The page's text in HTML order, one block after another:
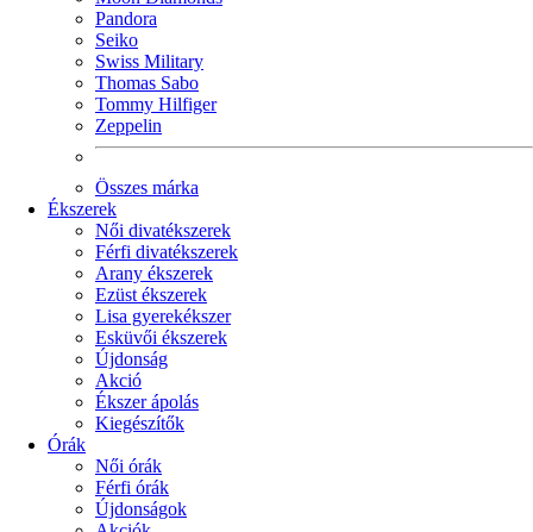
Pandora
Seiko
Swiss Military
Thomas Sabo
Tommy Hilfiger
Zeppelin
Összes márka
Ékszerek
Női divatékszerek
Férfi divatékszerek
Arany ékszerek
Ezüst ékszerek
Lisa gyerekékszer
Esküvői ékszerek
Újdonság
Akció
Ékszer ápolás
Kiegészítők
Órák
Női órák
Férfi órák
Újdonságok